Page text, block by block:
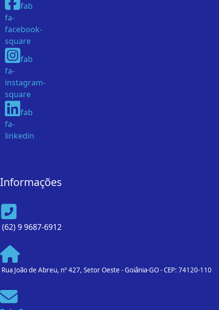
fab
fa-
facebook-
square
fab
fa-
instagram-
square
fab
fa-
linkedin
Informações
(62) 9 9687-6912
Rua João de Abreu, nº 427, Setor Oeste - Goiânia-GO - CEP: 74120-110